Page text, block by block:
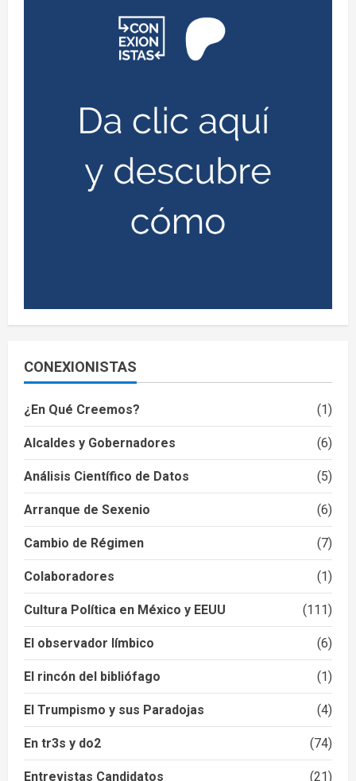
CONEXIONISTAS
¿En Qué Creemos? (1)
Alcaldes y Gobernadores (6)
Análisis Científico de Datos (5)
Arranque de Sexenio (6)
Cambio de Régimen (7)
Colaboradores (1)
Cultura Política en México y EEUU (111)
El observador límbico (6)
El rincón del bibliófago (1)
El Trumpismo y sus Paradojas (4)
En tr3s y do2 (74)
Entrevistas Candidatos (21)